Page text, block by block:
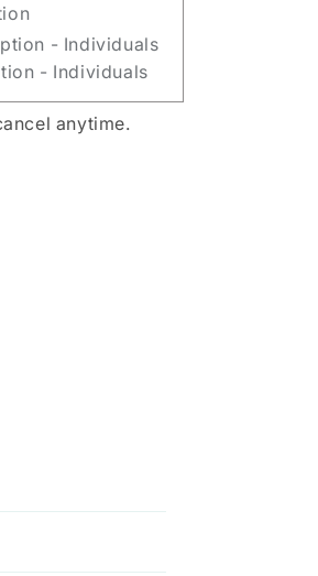
- Individuals
- Individuals
anytime.